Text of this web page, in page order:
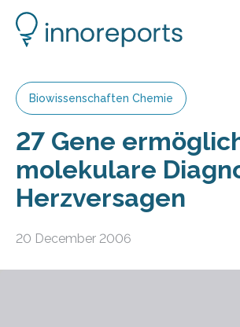
Biowissenschaften Chemie
27 Gene
molekulare
Herzversagen
20 December 2006